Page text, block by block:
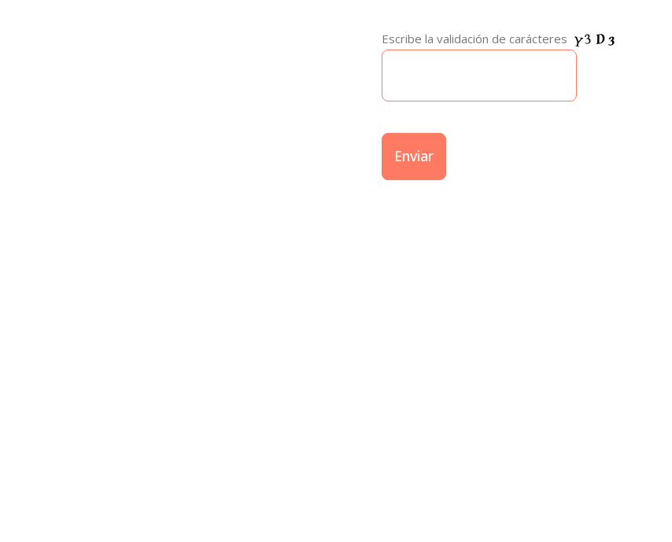
Escribe la validación de carácteres